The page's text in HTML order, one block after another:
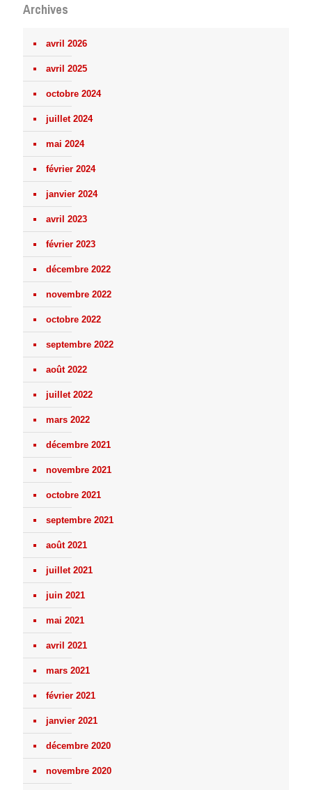
Archives
avril 2026
avril 2025
octobre 2024
juillet 2024
mai 2024
février 2024
janvier 2024
avril 2023
février 2023
décembre 2022
novembre 2022
octobre 2022
septembre 2022
août 2022
juillet 2022
mars 2022
décembre 2021
novembre 2021
octobre 2021
septembre 2021
août 2021
juillet 2021
juin 2021
mai 2021
avril 2021
mars 2021
février 2021
janvier 2021
décembre 2020
novembre 2020